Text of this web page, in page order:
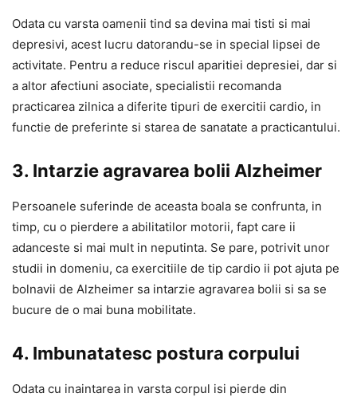
Odata cu varsta oamenii tind sa devina mai tisti si mai
depresivi, acest lucru datorandu-se in special lipsei de
activitate. Pentru a reduce riscul aparitiei depresiei, dar si
a altor afectiuni asociate, specialistii recomanda
practicarea zilnica a diferite tipuri de exercitii cardio, in
functie de preferinte si starea de sanatate a practicantului.
3. Intarzie agravarea bolii Alzheimer
Persoanele suferinde de aceasta boala se confrunta, in
timp, cu o pierdere a abilitatilor motorii, fapt care ii
adanceste si mai mult in neputinta. Se pare, potrivit unor
studii in domeniu, ca exercitiile de tip cardio ii pot ajuta pe
bolnavii de Alzheimer sa intarzie agravarea bolii si sa se
bucure de o mai buna mobilitate.
4. Imbunatatesc postura corpului
Odata cu inaintarea in varsta corpul isi pierde din